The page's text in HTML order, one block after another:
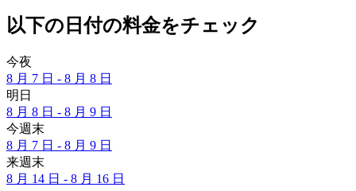
以下の日付の料金をチェック
今夜
8 月 7 日 - 8 月 8 日
明日
8 月 8 日 - 8 月 9 日
今週末
8 月 7 日 - 8 月 9 日
来週末
8 月 14 日 - 8 月 16 日